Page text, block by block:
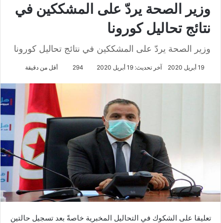
وزير الصحة يردّ على المشككين في
نتائج تحاليل كورونا
وزير الصحة يردّ على المشككين في نتائج تحاليل كورونا
19 أبريل 2020 آخر تحديث: 19 أبريل 2020 294 أقل من دقيقة
تعليقا على الشكوك في التحاليل المخبرية خاصةً بعد تسجيل حالتين